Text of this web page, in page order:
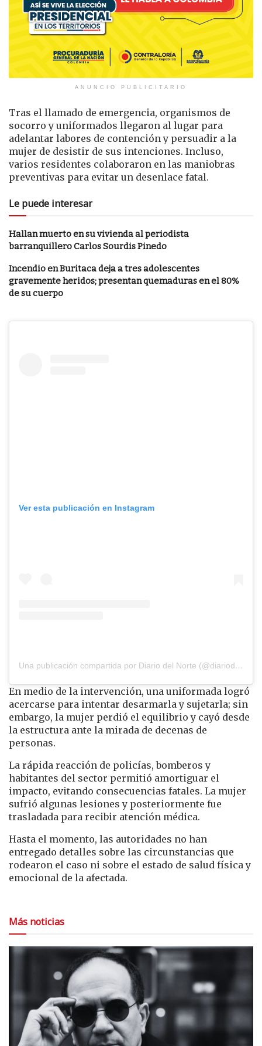
ANUNCIO PUBLICITARIO
Tras el llamado de emergencia, organismos de
socorro y uniformados llegaron al lugar para
adelantar labores de contención y persuadir a la
mujer de desistir de sus intenciones. Incluso,
varios residentes colaboraron en las maniobras
preventivas para evitar un desenlace fatal.
Le puede interesar
Hallan muerto en su vivienda al periodista
barranquillero Carlos Sourdis Pinedo
Incendio en Buritaca deja a tres adolescentes
gravemente heridos; presentan quemaduras en el 80%
de su cuerpo
Ver esta publicación en Instagram
Una publicación compartida por Diario del Norte (@diariodelnorte)
En medio de la intervención, una uniformada logró
acercarse para intentar desarmarla y sujetarla; sin
embargo, la mujer perdió el equilibrio y cayó desde
la estructura ante la mirada de decenas de
personas.
La rápida reacción de policías, bomberos y
habitantes del sector permitió amortiguar el
impacto, evitando consecuencias fatales. La mujer
sufrió algunas lesiones y posteriormente fue
trasladada para recibir atención médica.
Hasta el momento, las autoridades no han
entregado detalles sobre las circunstancias que
rodearon el caso ni sobre el estado de salud física y
emocional de la afectada.
Más noticias